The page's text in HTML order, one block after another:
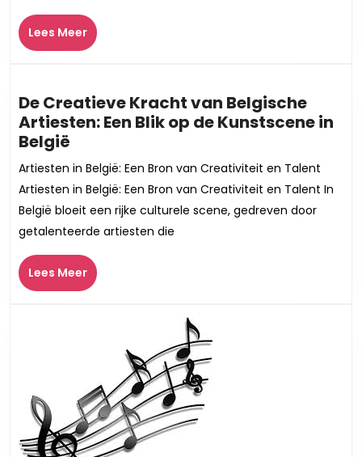
Lees MeerLees
Meer
De Creatieve Kracht van Belgische
Artiesten: Een Blik op de Kunstscene in
België
Creatieve
Kracht
van
Belgische
Artiesten:
Een
Blik
op
Artiesten in België: Een Bron van Creativiteit en Talent
Artiesten in België: Een Bron van Creativiteit en Talent In
België bloeit een rijke culturele scene, gedreven door
getalenteerde artiesten die
Lees MeerLees
Meer